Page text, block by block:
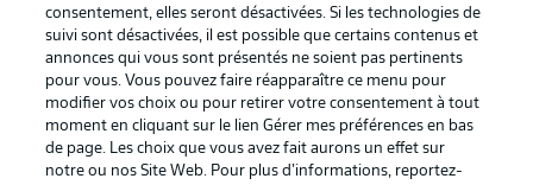
consentement, elles seront désactivées. Si les technologies de
suivi sont désactivées, il est possible que certains contenus et
annonces qui vous sont présentés ne soient pas pertinents
pour vous. Vous pouvez faire réapparaître ce menu pour
modifier vos choix ou pour retirer votre consentement à tout
moment en cliquant sur le lien Gérer mes préférences en bas
de page. Les choix que vous avez fait aurons un effet sur
notre ou nos Site Web. Pour plus d’informations, reportez-